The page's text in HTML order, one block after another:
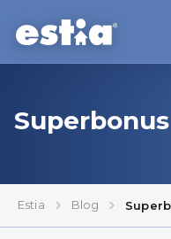
Estia Blog